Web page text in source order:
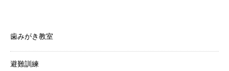
歯みがき教室
避難訓練